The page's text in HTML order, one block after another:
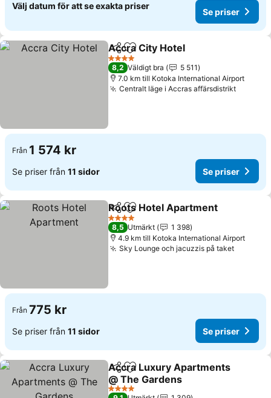
Välj datum för att se exakta priser
Se priser
Dela Lägg till i Mina Favoriter
Accra City Hotel
4 Stjärnor
8,2 Väldigt bra
5 511
7.0 km till Kotoka International Airport
Centralt läge i Accras affärsdistriktSe
Från 1 574 kr
Se priser från 11 sidor Se priser
Dela Lägg till i Mina Favoriter
Roots Hotel Apartment
4 Stjärnor
8,5 Utmärkt
1 398
4.9 km till Kotoka International Airport
Sky Lounge och jacuzzis på taketSe
Från 775 kr
Se priser från 11 sidor Se priser
Dela Lägg till i Mina Favoriter
Accra Luxury Apartments
@ The Gardens
Se priser
4 Stjärnor